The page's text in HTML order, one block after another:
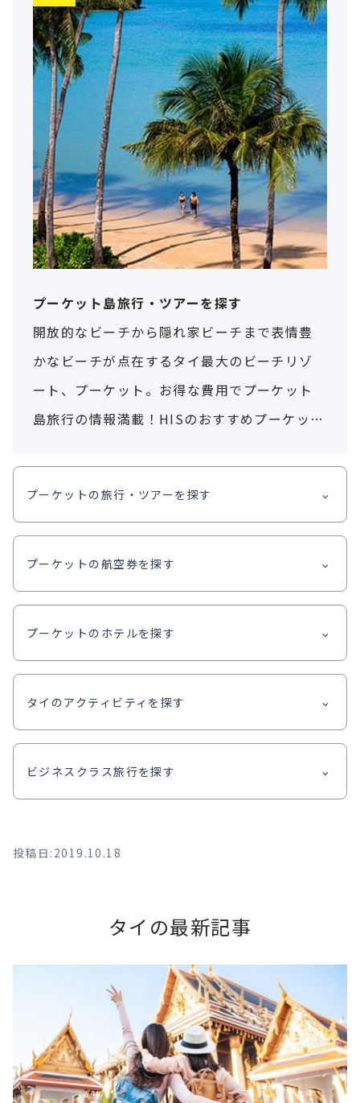
プーケット島旅行・ツアーを探す
開放的なビーチから隠れ家ビーチまで表情豊
かなビーチが点在するタイ最大のビーチリゾ
ート、プーケット。お得な費用でプーケット
島旅行の情報満載！HISのおすすめプーケット
プーケットの旅行・ツアーを探す
プーケットの航空券を探す
プーケットのホテルを探す
タイのアクティビティを探す
ビジネスクラス旅行を探す
投稿日:2019.10.18
タイの最新記事